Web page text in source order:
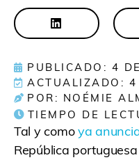
PUBLICADO: 4
ACTUALIZADO:
POR: NOÉMIE
TIEMPO DE
Tal y comoya
República